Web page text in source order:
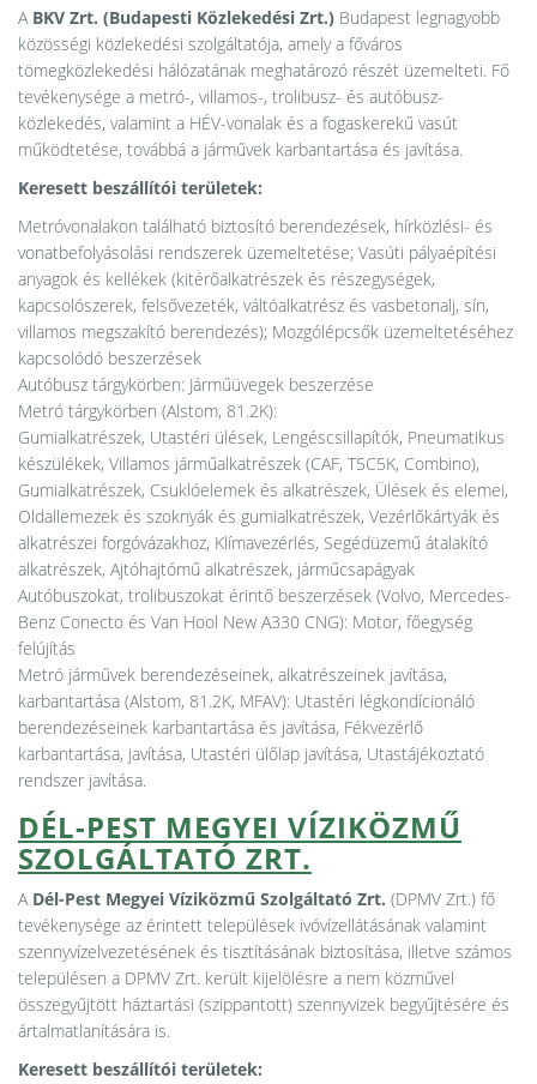
A BKV Zrt. (Budapesti Közlekedési Zrt.) Budapest legnagyobb
közösségi közlekedési szolgáltatója, amely a főváros
tömegközlekedési hálózatának meghatározó részét üzemelteti. Fő
tevékenysége a metró-, villamos-, trolibusz- és autóbusz-
közlekedés, valamint a HÉV-vonalak és a fogaskerekű vasút
működtetése, továbbá a járművek karbantartása és javítása.
Keresett beszállítói területek:
Metróvonalakon található biztosító berendezések, hírközlési- és
vonatbefolyásolási rendszerek üzemeltetése; Vasúti pályaépítési
anyagok és kellékek (kitérőalkatrészek és részegységek,
kapcsolószerek, felsővezeték, váltóalkatrész és vasbetonalj, sín,
villamos megszakító berendezés); Mozgólépcsők üzemeltetéséhez
kapcsolódó beszerzések
Autóbusz tárgykörben: Járműüvegek beszerzése
Metró tárgykörben (Alstom, 81.2K):
Gumialkatrészek, Utastéri ülések, Lengéscsillapítók, Pneumatikus
készülékek, Villamos járműalkatrészek (CAF, T5C5K, Combino),
Gumialkatrészek, Csuklóelemek és alkatrészek, Ülések és elemei,
Oldallemezek és szoknyák és gumialkatrészek, Vezérlőkártyák és
alkatrészei forgóvázakhoz, Klímavezérlés, Segédüzemű átalakító
alkatrészek, Ajtóhajtómű alkatrészek, járműcsapágyak
Autóbuszokat, trolibuszokat érintő beszerzések (Volvo, Mercedes-
Benz Conecto és Van Hool New A330 CNG): Motor, főegység
felújítás
Metró járművek berendezéseinek, alkatrészeinek javítása,
karbantartása (Alstom, 81.2K, MFAV): Utastéri légkondícionáló
berendezéseinek karbantartása és javítása, Fékvezérlő
karbantartása, javítása, Utastéri ülőlap javítása, Utastájékoztató
rendszer javítása.
DÉL-PEST MEGYEI VÍZIKÖZMŰ
SZOLGÁLTATÓ ZRT.
A Dél-Pest Megyei Víziközmű Szolgáltató Zrt. (DPMV Zrt.) fő
tevékenysége az érintett települések ivóvízellátásának valamint
szennyvízelvezetésének és tisztításának biztosítása, illetve számos
településen a DPMV Zrt. került kijelölésre a nem közművel
összegyűjtött háztartási (szippantott) szennyvizek begyűjtésére és
ártalmatlanítására is.
Keresett beszállítói területek: